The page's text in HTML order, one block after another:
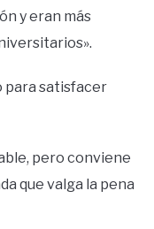
y eran más
para satisfacer
pero conviene
que valga la pena